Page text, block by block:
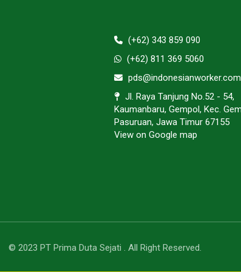
(+62) 343 859 090
(+62) 811 369 5060
pds@indonesianworker.com
Jl. Raya Tanjung No.52 - 54,
Kaumanbaru, Gempol, Kec.
Pasuruan, Jawa Timur 67155
View on Google map
© 2023 PT Prima Duta Sejati . All Right Reserved.